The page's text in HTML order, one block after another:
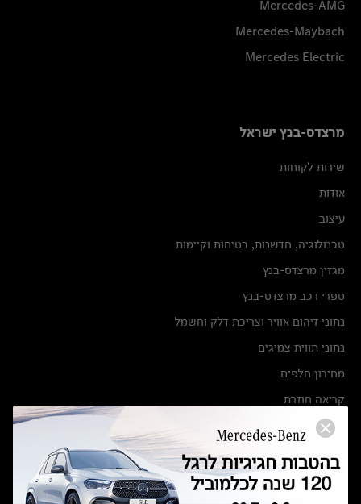
Mercedes-AMG
Mercedes-Maybach
Mercedes Electric
מרצדס-בנץ ישראל
שירות לקוחות
אודות
עיצוב
טכנולוגיה, חדשנות, בטיחות וקיימות
מגזין מרצדס-בנץ
ספרי רכב מרצדס-בנץ
נתוני זיהום אוויר וצריכת דלק וחשמל
נתוני תווית צמיגים
מחירון חלפים
קריאה חוזרת
הודעה על הטבות לרכבי מרצדס בהסדר פשרה בתצ 56447-02-19
תקנון ימי מכירות 120 לכלמוביל